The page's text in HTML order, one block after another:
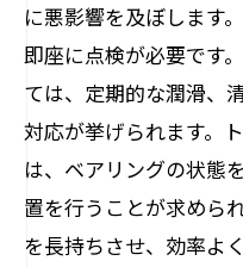
に悪影響を及ぼします
即座に点検が必要です
ては、定期的な潤滑、
対応が挙げられます。
は、ベアリングの状態
置を行うことが求めら
を長持ちさせ、効率よ